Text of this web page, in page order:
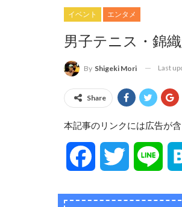
イベント エンタメ
男子テニス・錦
By Shigeki Mori Last
Share
本記事のリンクには広告が
Facebook Twitter Line